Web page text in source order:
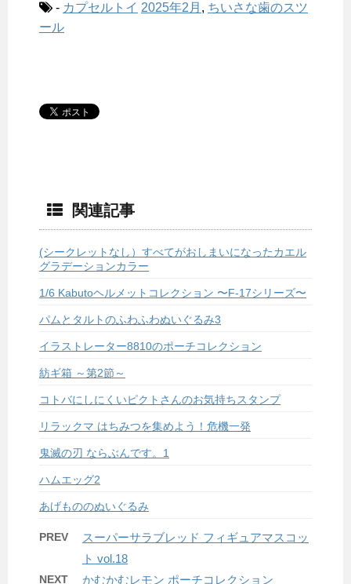
- カプセルトイ 2025年2月 , ちいさな歯のスツ
ール
関連記事
(シークレットなし）すべてがおしまいになったカエル
グラデーションカラー
1/6 Kabutoヘルメットコレクション 〜F-17シリーズ〜
パムとタルトのふわふわぬいぐるみ3
イラストレーター8810のポーチコレクション
紡ギ箱 ～第2節～
コトバにしにくいピクトさんのお気持ちスタンプ
リラックマ はちみつを集めよう！危機一発
鬼滅の刃 ならぶんです。1
ハムエッグ2
あげもののぬいぐるみ
PREV
スーパーサラブレッド フィギュアマスコッ
ト vol.18
NEXT かむかむレモン ポーチコレクション